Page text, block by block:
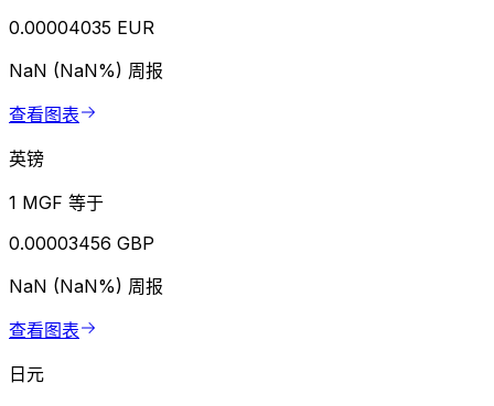
0.00004035 EUR
NaN (NaN%) 周报
查看图表
英镑
1 MGF 等于
0.00003456 GBP
NaN (NaN%) 周报
查看图表
日元